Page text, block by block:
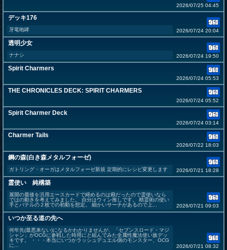
2026/07/25 04:45
デッキ176
牙竜咆哮 2026/07/24 20:04
透明少女
ナナシ 2026/07/24 19:50
Spirit Charmers
2026/07/24 05:53
THE CHRONICLES DECK: SPIRIT CHARMERS
2026/07/24 05:52
Spirit Charmer Deck
2026/07/24 03:14
Charmer Tails
2026/07/22 18:03
鋼の森(白き森メタルフォーゼ)
ガトリング・オーガはメタルフォーゼ新規 定期的にレシピ変更します 2026/07/21 18:28
霊使い 純構築
展開の最後を汎用エースカードで締めるのは癪だったので霊使いなら
ではの動きを考えてみました。 自分はウィン推しです。 精霊術の使い
手とバテルの２枚での初動を想定。 細かいサーチがあるので上...
2026/07/21 09:03
いつか至る道の先へ
何年先(最悪来ない)になるかわかりませんが、「セブンスロード・マジ
シャン」がOCGに参戦した時用にと組んでみた全属性魔法使い族デッ
キです。 ・・・本当にいつかラッシュデュエル側のモンスター、OCG
に...
2026/07/21 08:32